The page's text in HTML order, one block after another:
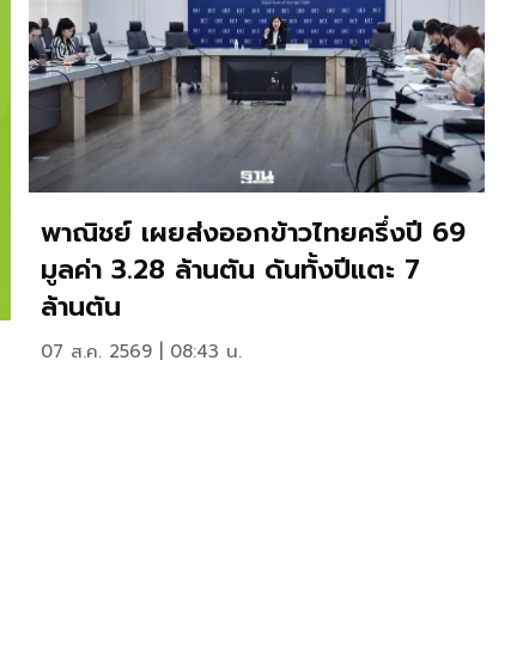
พาณิชย์ เผยส่งออกข้าวไทยครึ่งปี 69
มูลค่า 3.28 ล้านตัน ดันทั้งปีแตะ 7
ล้านตัน
07 ส.ค. 2569 | 08:43 น.